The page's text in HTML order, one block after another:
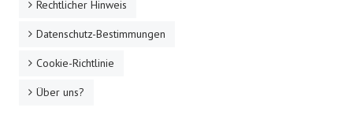
Rechtlicher Hinweis
Datenschutz-Bestimmungen
Cookie-Richtlinie
Über uns?